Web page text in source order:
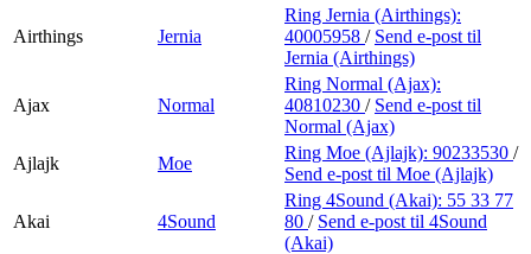
Airthings Jernia
Ring Jernia (Airthings):
40005958 / Send e-post til
Jernia (Airthings)
Ajax Normal
Ring Normal (Ajax):
40810230 / Send e-post til
Normal (Ajax)
Ajlajk
Moe
Ring Moe (Ajlajk): 90233530 /
Send e-post til Moe (Ajlajk)
Akai 4Sound
Ring 4Sound (Akai): 55 33 77
80 / Send e-post til 4Sound
(Akai)